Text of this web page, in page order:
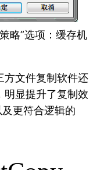
略”选项：缓存机
方文件复制软件还
明显提升了复制效
更符合逻辑的